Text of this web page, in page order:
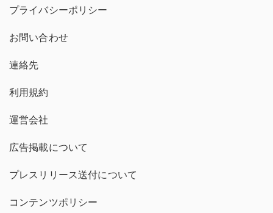
プライバシーポリシー
お問い合わせ
連絡先
利用規約
運営会社
広告掲載について
プレスリリース送付について
コンテンツポリシー